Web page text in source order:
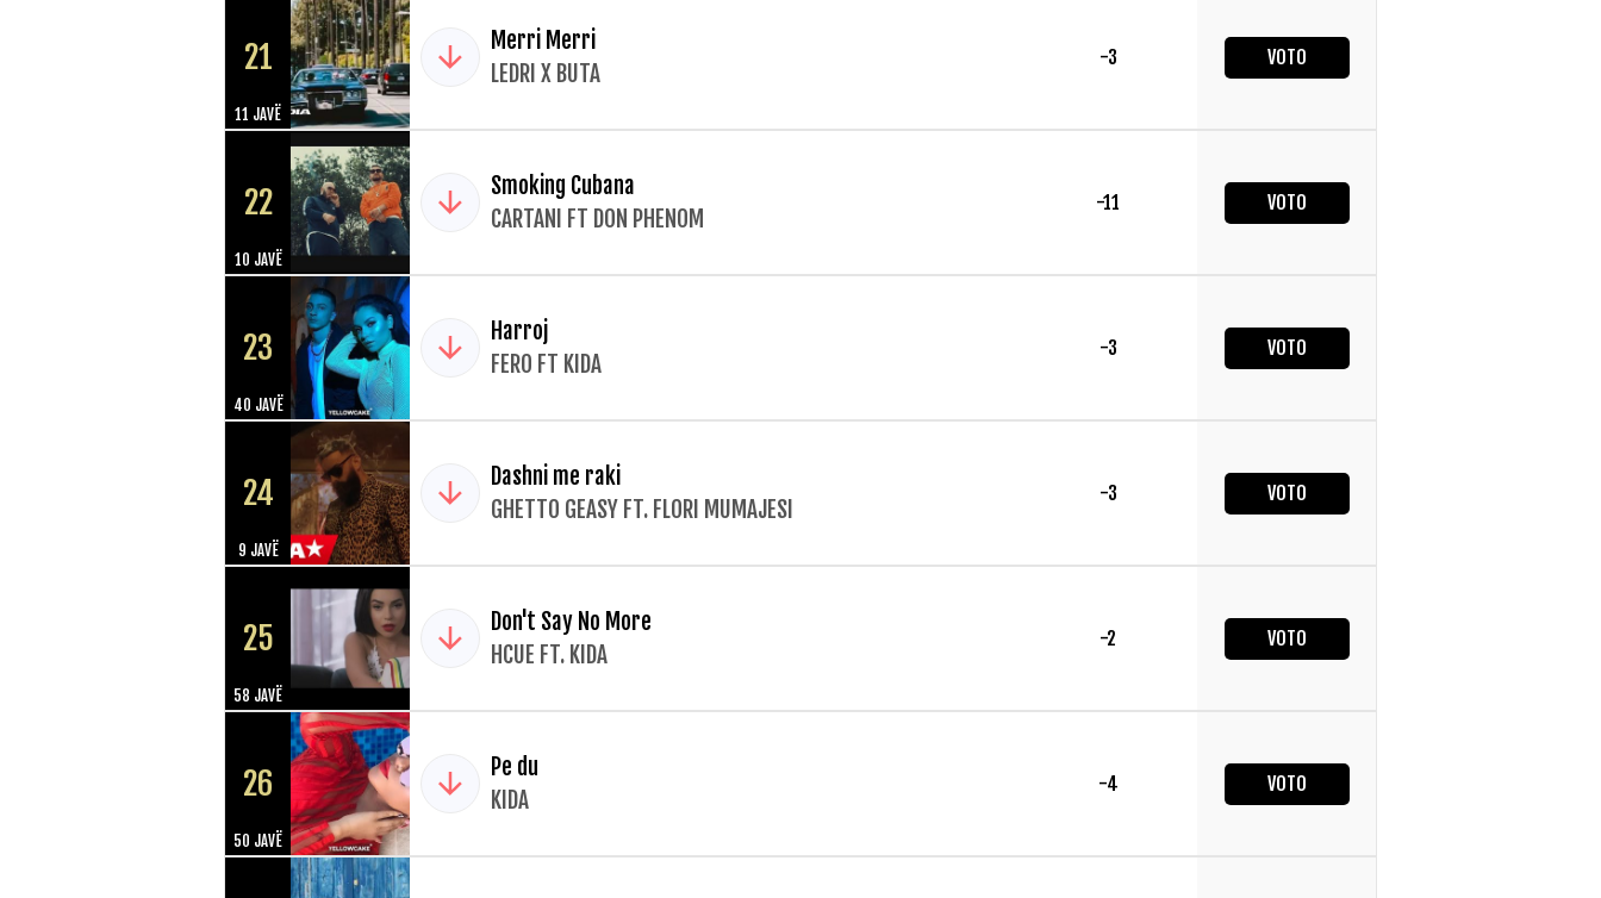
21
11 JAVË
Merri Merri
LEDRI X BUTA
-3 VOTO
22
10 JAVË
Smoking Cubana
CARTANI FT DON PHENOM
-11 VOTO
23
40 JAVË
Harroj
FERO FT KIDA
-3 VOTO
24
9 JAVË
Dashni me raki
GHETTO GEASY FT. FLORI MUMAJESI
-3 VOTO
25
58 JAVË
Don't Say No More
HCUE FT. KIDA
-2 VOTO
26
50 JAVË
Pe du
KIDA
-4 VOTO